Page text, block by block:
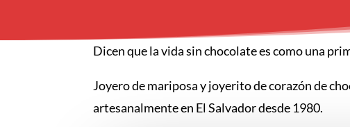
Dicen que la vida sin chocolate es como una
Joyero de mariposa y joyerito de corazón de
artesanalmente en El Salvador desde 1980.